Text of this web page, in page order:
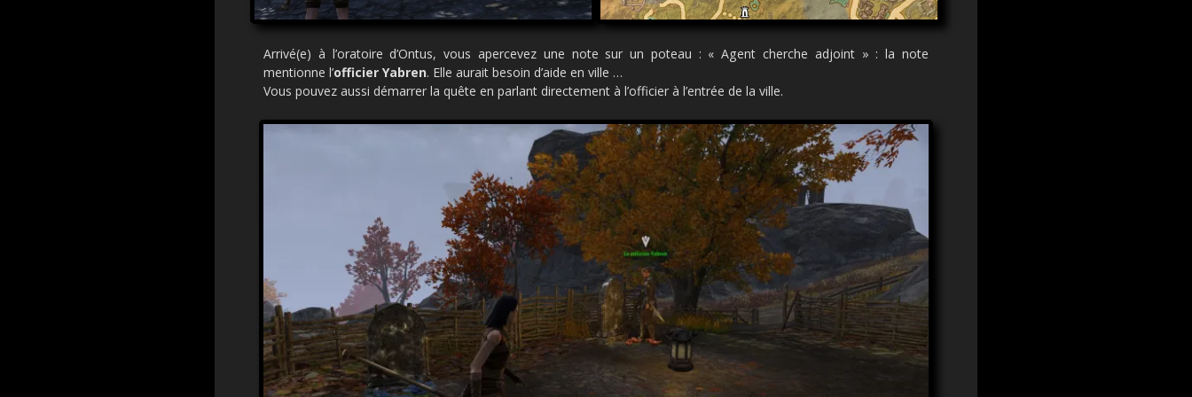
Arrivé(e) à l’oratoire d’Ontus, vous apercevez une note sur un poteau : « Agent cherche adjoint » : la note
mentionne l’officier Yabren. Elle aurait besoin d’aide en ville …
Vous pouvez aussi démarrer la quête en parlant directement à l’officier à l’entrée de la ville.